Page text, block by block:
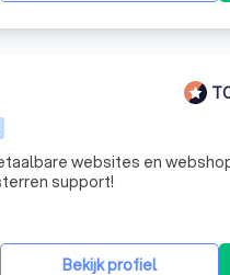
websites en
support!
Bekijk profiel